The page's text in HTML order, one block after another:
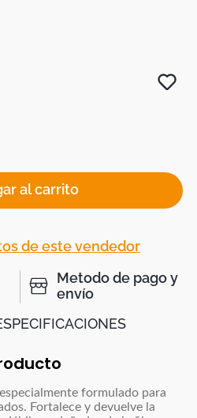
al carrito
de este vendedor
Metodo de pago y
envío
ESPECIFICACIONES
formulado para
Fortalece y devuelve la